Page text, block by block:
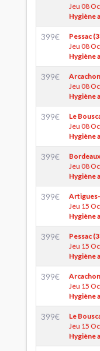
Jeu 08
Hygiène
399€
Pessac
Jeu 08
Hygiène
399€
Jeu 08
Hygiène
399€
Le
Jeu 08
Hygiène
399€
Jeu 08
Hygiène
399€
Jeu 15
Hygiène
399€
Pessac
Jeu 15
Hygiène
399€
Jeu 15
Hygiène
399€
Le
Jeu 15
Hygiène